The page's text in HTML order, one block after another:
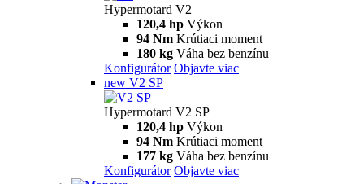
Hypermotard V2
120,4 hp Výkon
94 Nm Krútiaci moment
180 kg Váha bez benzínu
Konfigurátor Objavte viac
new V2 SP
Hypermotard V2 SP
120,4 hp Výkon
94 Nm Krútiaci moment
177 kg Váha bez benzínu
Konfigurátor Objavte viac